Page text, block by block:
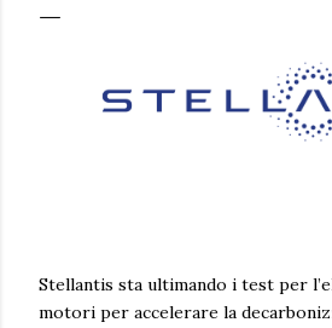
Stellantis sta ultimando i test per
motori per accelerare la